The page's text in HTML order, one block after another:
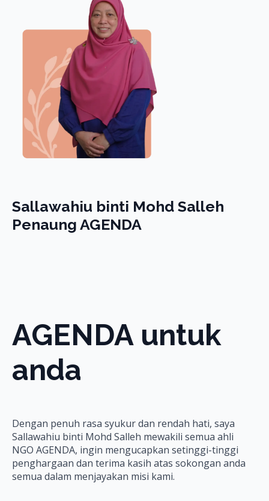
Sallawahiu binti Mohd Salleh
Penaung AGENDA
AGENDA untuk
anda
Dengan penuh rasa syukur dan rendah hati, saya
Sallawahiu binti Mohd Salleh mewakili semua ahli
NGO AGENDA, ingin mengucapkan setinggi-tinggi
penghargaan dan terima kasih atas sokongan anda
semua dalam menjayakan misi kami.